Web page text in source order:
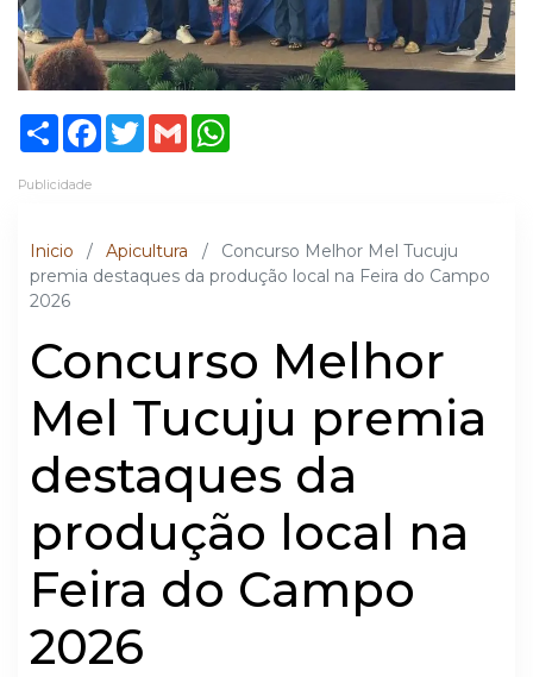
ShareFacebook
TwitterGmail
Publicidade
Inicio / Apicultura /
Concurso Melhor Mel Tucuju
premia destaques da produção local na Feira do Campo
2026
Concurso Melhor
Mel Tucuju premia
destaques da
produção local na
Feira do Campo
2026